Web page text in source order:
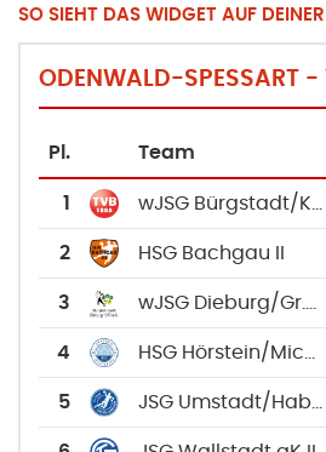
SO SIEHT DAS WIDGET AUF
Pl. Team
1
2 HSG Bachgau II
3
4
5